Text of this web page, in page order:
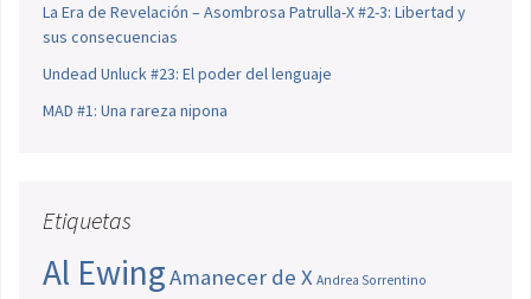
La Era de Revelación – Asombrosa Patrulla-X #2-3: Libertad y
sus consecuencias
Undead Unluck #23: El poder del lenguaje
MAD #1: Una rareza nipona
Etiquetas
Al EwingAmanecer de X Andrea Sorrentino